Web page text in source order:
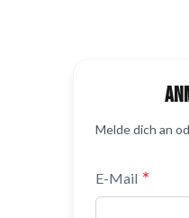
Melde dich an
E-Mail